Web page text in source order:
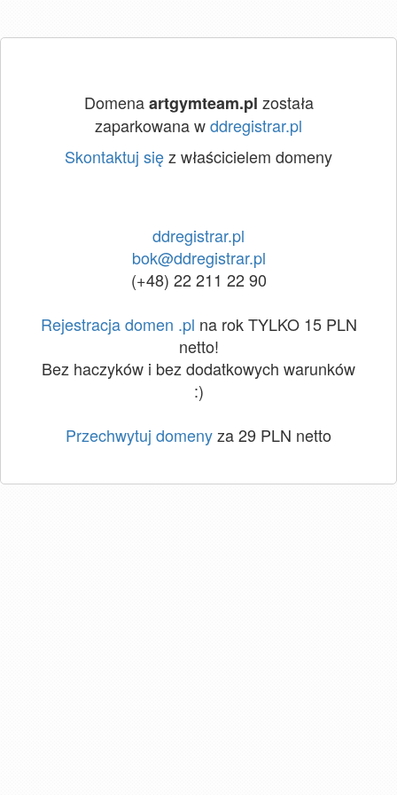
Domenaartgymteam.pl została
zaparkowana wddregistrar.pl
Skontaktuj sięz właścicielem domeny
ddregistrar.pl
bok@ddregistrar.pl
(+48) 22 211 22 90
Rejestracja domen .pl na rok TYLKO 15 PLN
netto!
Bez haczyków i bez dodatkowych warunków
:)
Przechwytuj domenyza 29 PLN netto